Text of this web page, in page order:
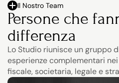
Il Nostro Team
Persone che
differenza
Lo Studio riunisce un gruppo
esperienze complementari
fiscale, societaria, legale e